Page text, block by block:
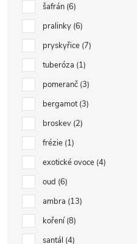
šafrán 6
pralinky 6
pryskyřice 7
tuberóza 1
pomeranč 3
bergamot 3
broskev 2
frézie 1
exotické ovoce 4
oud 6
ambra 13
koření 8
santál 4